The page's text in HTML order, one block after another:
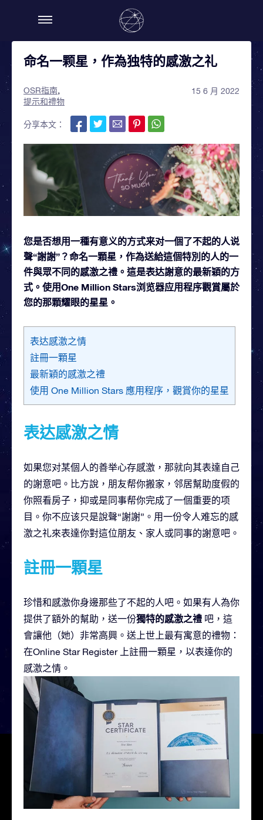
命名一颗星，作為独特的感激之礼
OSR指南
提示和禮物
15 6 月 2022
分享本文：
您是否想用一種有意义的方式来对一個了不起的人说
聲“謝謝”？命名一顆星，作為送給這個特別的人的一
件與眾不同的感激之禮。這是表达謝意的最新穎的方
式。使用One Million Stars浏览器应用程序觀賞屬於
您的那顆耀眼的星星。
表达感激之情
註冊一顆星
最新穎的感激之禮
使用 One Million Stars 應用程序，觀賞你的星星
表达感激之情
如果您对某個人的善举心存感激，那就向其表達自己
的謝意吧。比方說，朋友帮你搬家，邻居幫助度假的
你照看房子，抑或是同事帮你完成了一個重要的项
目。你不应该只是說聲“謝謝”。用一份令人难忘的感
激之礼來表達你對這位朋友、家人或同事的謝意吧。
註冊一顆星
珍惜和感激你身邊那些了不起的人吧。如果有人為你
提供了額外的幫助，送一份獨特的感激之禮 吧，這
會讓他（她）非常高興。送上世上最有寓意的禮物：
在Online Star Register 上註冊一顆星，以表達你的
感激之情。